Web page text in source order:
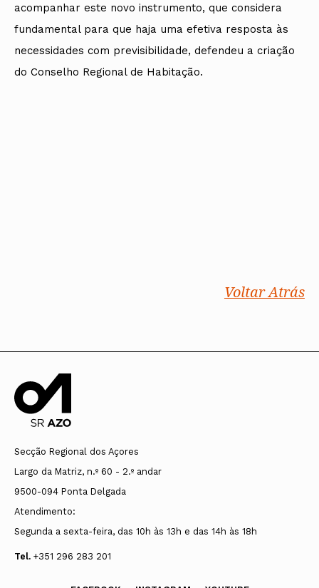
acompanhar este novo instrumento, que considera
fundamental para que haja uma efetiva resposta às
necessidades com previsibilidade, defendeu a criação
do Conselho Regional de Habitação.
Voltar Atrás
Secção Regional dos Açores
Largo da Matriz, n.º 60 - 2.º andar
9500-094 Ponta Delgada
Atendimento:
Segunda a sexta-feira, das 10h às 13h e das 14h às 18h
Tel. +351 296 283 201